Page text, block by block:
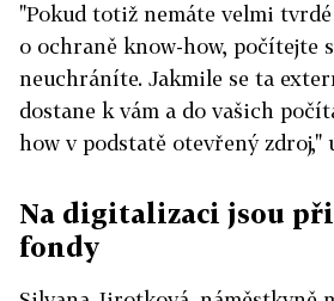
"Pokud totiž nemáte velmi
o ochraně know-how, počítejte
neuchráníte. Jakmile se ta
dostane k vám a do vašich
how v podstatě otevřený zdroj,"
Na digitalizaci jsou
fondy